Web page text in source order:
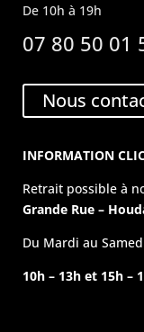
De 10h à 19h
07 80 50 01
Nous
INFORMATION
Retrait possible à
Grande Rue –
Du Mardi au
10h – 13h et 15h –